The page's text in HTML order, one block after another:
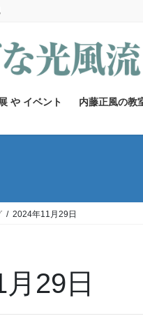
や イベント 内藤正風の教
2024年11月29日
29日